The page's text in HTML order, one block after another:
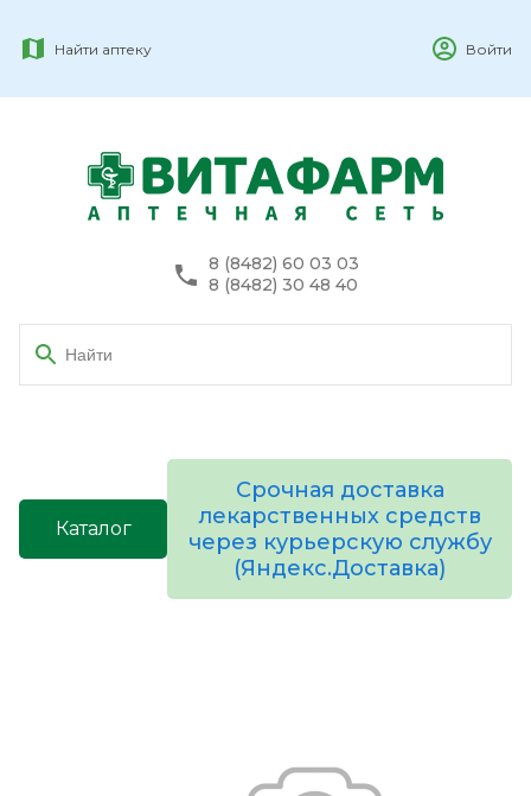
Найти аптеку Войти
8 (8482) 60 03 03
8 (8482) 30 48 40
Каталог
Срочная доставка
лекарственных средств
через курьерскую службу
(Яндекс.Доставка)